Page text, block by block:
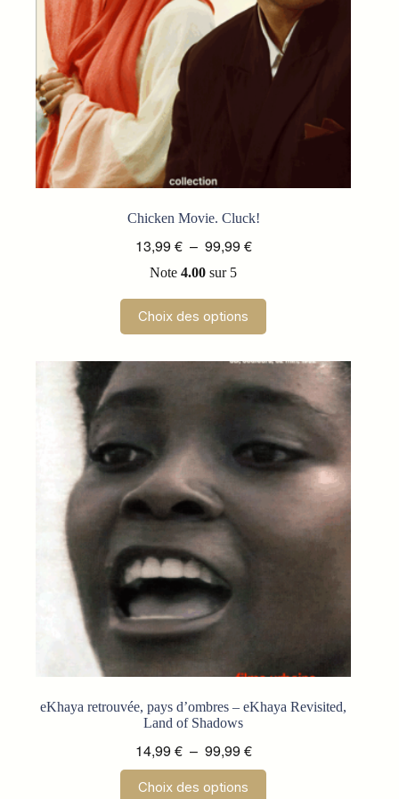
page
produit
Chicken Movie. Cluck!
13,99 € – 99,99 €Plage
13,99 €
Note4.00 sur 5
Choix des options
produit
a
variations.
être
choisies
sur
la
page
du
produit
eKhaya retrouvée, pays d’ombres – eKhaya Revisited,
Land of Shadows
14,99 € – 99,99 €Plage
de
Choix des options
produit